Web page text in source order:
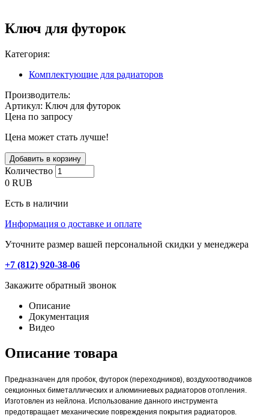
Ключ для футорок
Категория:
Комплектующие для радиаторов
Производитель:
Артикул: Ключ для футорок
Цена по запросу
Цена может стать лучше!
Количество
0 RUB
Есть в наличии
Информация о доставке и оплате
Уточните размер вашей персональной скидки у менеджера
+7 (812) 920-38-06
Закажите обратный звонок
Описание
Документация
Видео
Описание товара
Предназначен для пробок, футорок (переходников), воздухоотводчиков
секционных биметаллических и алюминиевых радиаторов отопления.
Изготовлен из нейлона. Использование данного инструмента
предотвращает механические повреждения покрытия радиаторов.